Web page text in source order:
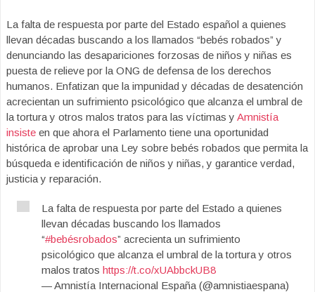
La falta de respuesta por parte del Estado español a quienes
llevan décadas buscando a los llamados “bebés robados” y
denunciando las desapariciones forzosas de niños y niñas es
puesta de relieve por la ONG de defensa de los derechos
humanos. Enfatizan que la impunidad y décadas de desatención
acrecientan un sufrimiento psicológico que alcanza el umbral de
la tortura y otros malos tratos para las víctimas y Amnistía
insiste en que ahora el Parlamento tiene una oportunidad
histórica de aprobar una Ley sobre bebés robados que permita la
búsqueda e identificación de niños y niñas, y garantice verdad,
justicia y reparación.
La falta de respuesta por parte del Estado a quienes
llevan décadas buscando los llamados
“#bebésrobados” acrecienta un sufrimiento
psicológico que alcanza el umbral de la tortura y otros
malos tratos https://t.co/xUAbbckUB8
— Amnistía Internacional España (@amnistiaespana)